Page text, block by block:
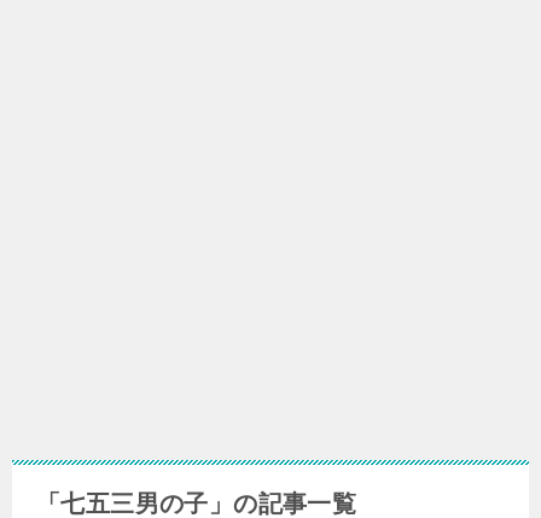
「七五三男の子」の記事一覧